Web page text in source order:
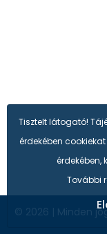
Tisztelt látogató!
érdekében
érdekében,
További
© 2026 | Minden